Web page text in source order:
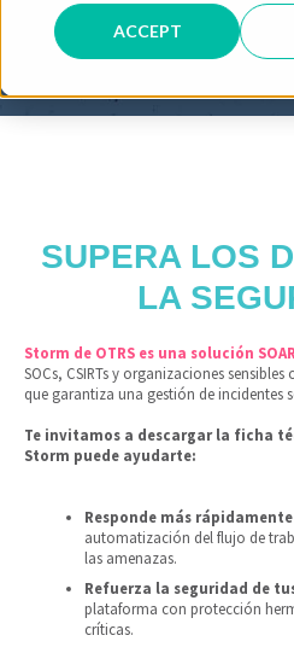
ACCEPT
SUPERA LOS
LA
Storm de OTRS es una solución
SOCs, CSIRTs y organizaciones
que garantiza una gestión de incidentes
Te invitamos a descargar la ficha
Storm puede ayudarte:
Responde más
automatización del flujo de
las amenazas.
Refuerza la seguridad de
plataforma con protección
críticas.